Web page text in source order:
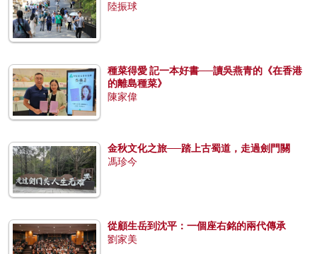
陸振球
種菜得愛 記一本好書──讀吳燕青的《在香港
的離島種菜》
陳家偉
金秋文化之旅──踏上古蜀道，走過劍門關
馮珍今
從顧生岳到沈平：一個座右銘的兩代傳承
劉家美